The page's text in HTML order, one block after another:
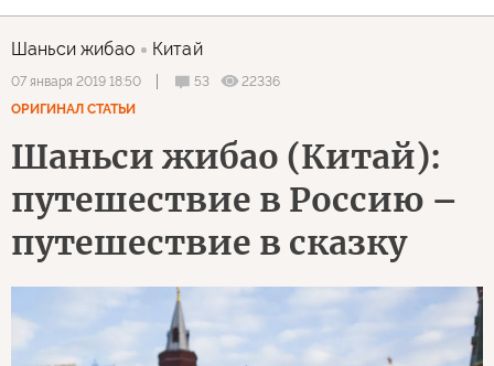
Шаньси жибао Китай
07 января 2019 18:50 53
22336
ОРИГИНАЛ СТАТЬИ
Шаньси жибао (Китай):
путешествие в Россию –
путешествие в сказку